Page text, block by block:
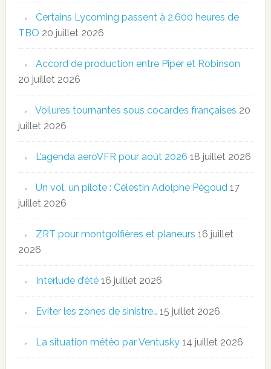
Certains Lycoming passent à 2.600 heures de
TBO 20 juillet 2026
Accord de production entre Piper et Robinson
20 juillet 2026
Voilures tournantes sous cocardes françaises 20
juillet 2026
L’agenda aeroVFR pour août 2026 18 juillet 2026
Un vol, un pilote : Célestin Adolphe Pégoud 17
juillet 2026
ZRT pour montgolfières et planeurs 16 juillet
2026
Interlude d’été 16 juillet 2026
Eviter les zones de sinistre… 15 juillet 2026
La situation météo par Ventusky 14 juillet 2026